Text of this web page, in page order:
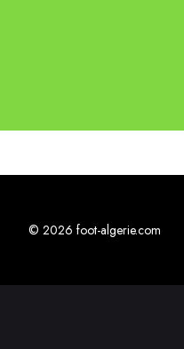
© 2026 foot-algerie.com